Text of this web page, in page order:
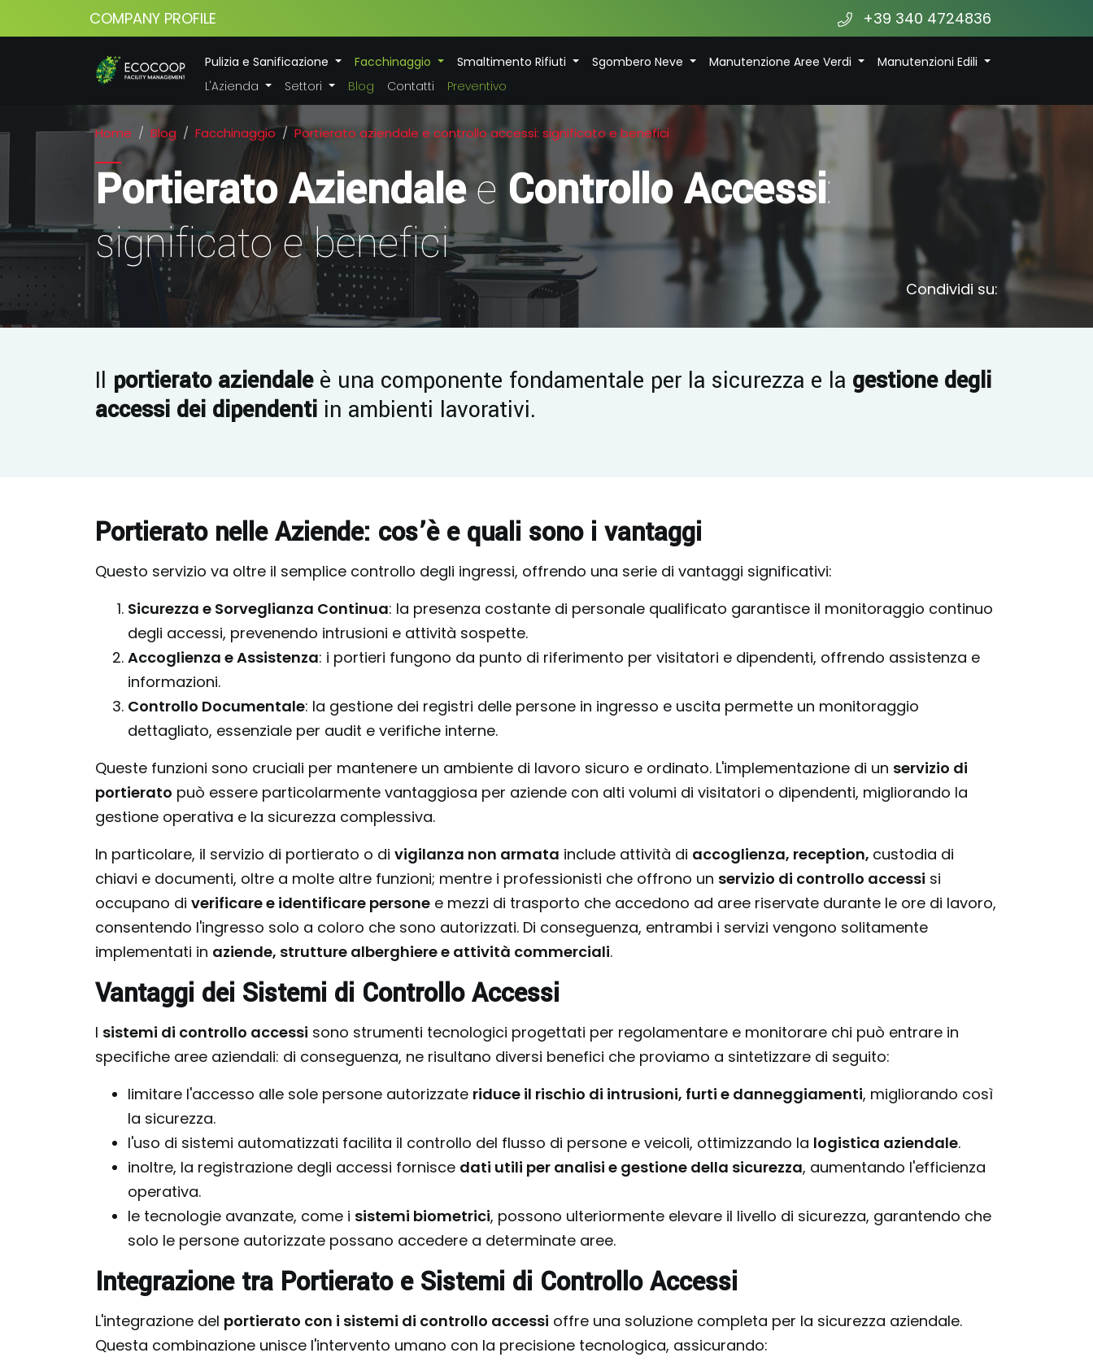
COMPANY PROFILE +39 340 4724836
Pulizia e Sanificazione Facchinaggio Smaltimento Rifiuti Sgombero Neve Manutenzione Aree Verdi
Manutenzioni Edili
L'Azienda
Settori Blog Contatti Preventivo
Home Blog Facchinaggio Portierato aziendale e controllo accessi: significato e benefici
Portierato Aziendalee Controllo Accessi:
significato e benefici
Condividi su:
Il portierato aziendaleè una componente fondamentale per la sicurezza e la gestione degli
accessi dei dipendenti in ambienti lavorativi.
Portierato nelle Aziende: cos’è e quali sono i vantaggi
Questo servizio va oltre il semplice controllo degli ingressi, offrendo una serie di vantaggi significativi:
Sicurezza e Sorveglianza Continua: la presenza costante di personale qualificato garantisce il monitoraggio continuo
degli accessi, prevenendo intrusioni e attività sospette.
Accoglienza e Assistenza: i portieri fungono da punto di riferimento per visitatori e dipendenti, offrendo assistenza e
informazioni.
Controllo Documentale: la gestione dei registri delle persone in ingresso e uscita permette un monitoraggio
dettagliato, essenziale per audit e verifiche interne.
Queste funzioni sono cruciali per mantenere un ambiente di lavoro sicuro e ordinato. L'implementazione di un servizio di
portierato può essere particolarmente vantaggiosa per aziende con alti volumi di visitatori o dipendenti, migliorando la
gestione operativa e la sicurezza complessiva.
In particolare, il servizio di portierato o di vigilanza non armata include attività di accoglienza, reception, custodia di
chiavi e documenti, oltre a molte altre funzioni; mentre i professionisti che offrono un servizio di controllo accessi si
occupano di verificare e identificare persone e mezzi di trasporto che accedono ad aree riservate durante le ore di lavoro,
consentendo l'ingresso solo a coloro che sono autorizzati. Di conseguenza, entrambi i servizi vengono solitamente
implementati in aziende, strutture alberghiere e attività commerciali.
Vantaggi dei Sistemi di Controllo Accessi
I sistemi di controllo accessi sono strumenti tecnologici progettati per regolamentare e monitorare chi può entrare in
specifiche aree aziendali: di conseguenza, ne risultano diversi benefici che proviamo a sintetizzare di seguito:
limitare l'accesso alle sole persone autorizzate riduce il rischio di intrusioni, furti e danneggiamenti, migliorando così
la sicurezza.
l'uso di sistemi automatizzati facilita il controllo del flusso di persone e veicoli, ottimizzando la logistica aziendale.
inoltre, la registrazione degli accessi fornisce dati utili per analisi e gestione della sicurezza, aumentando l'efficienza
operativa.
le tecnologie avanzate, come i sistemi biometrici, possono ulteriormente elevare il livello di sicurezza, garantendo che
solo le persone autorizzate possano accedere a determinate aree.
Integrazione tra Portierato e Sistemi di Controllo Accessi
L'integrazione del portierato con i sistemi di controllo accessi offre una soluzione completa per la sicurezza aziendale.
Questa combinazione unisce l'intervento umano con la precisione tecnologica, assicurando: